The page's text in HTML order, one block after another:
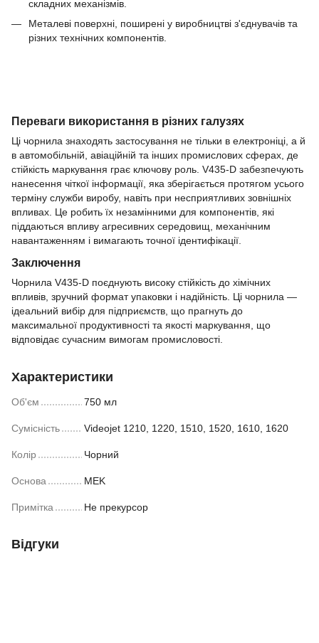
складних механізмів.
Металеві поверхні, поширені у виробництві з'єднувачів та
різних технічних компонентів.
Переваги використання в різних галузях
Ці чорнила знаходять застосування не тільки в електроніці, а й
в автомобільній, авіаційній та інших промислових сферах, де
стійкість маркування грає ключову роль. V435-D забезпечують
нанесення чіткої інформації, яка зберігається протягом усього
терміну служби виробу, навіть при несприятливих зовнішніх
впливах. Це робить їх незамінними для компонентів, які
піддаються впливу агресивних середовищ, механічним
навантаженням і вимагають точної ідентифікації.
Заключення
Чорнила V435-D поєднують високу стійкість до хімічних
впливів, зручний формат упаковки і надійність. Ці чорнила —
ідеальний вибір для підприємств, що прагнуть до
максимальної продуктивності та якості маркування, що
відповідає сучасним вимогам промисловості.
Характеристики
Об'єм 750 мл
Сумісність Videojet 1210, 1220, 1510, 1520, 1610, 1620
Колір Чорний
Основа MEK
Примітка Не прекурсор
Відгуки